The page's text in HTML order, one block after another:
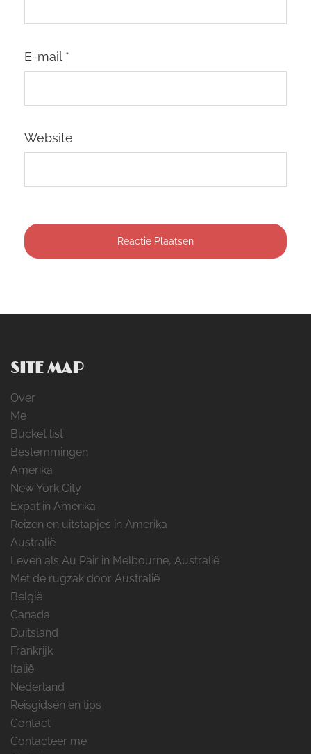
E-mail *
Website
SITE MAP
Over
Me
Bucket list
Bestemmingen
Amerika
New York City
Expat in Amerika
Reizen en uitstapjes in Amerika
Australië
Leven als Au Pair in Melbourne, Australië
Met de rugzak door Australië
België
Canada
Duitsland
Frankrijk
Italië
Nederland
Reisgidsen en tips
Contact
Contacteer me